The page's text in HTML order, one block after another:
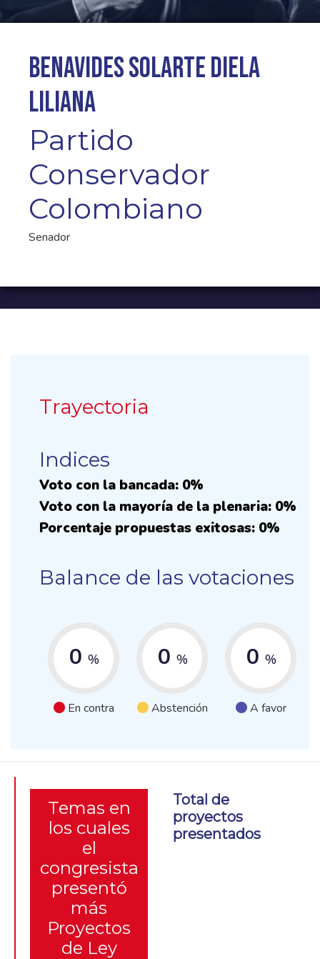
Benavides Solarte Diela
Liliana
Partido
Conservador
Colombiano
Senador
Trayectoria
Indices
Voto con la bancada: 0%
Voto con la mayoría de la plenaria: 0%
Porcentaje propuestas exitosas: 0%
Balance de las votaciones
0 %
En contra
0 %
Abstención
0 %
A favor
Temas en
los cuales
el
congresista
presentó
más
Proyectos
de Ley
Total de
proyectos
presentados